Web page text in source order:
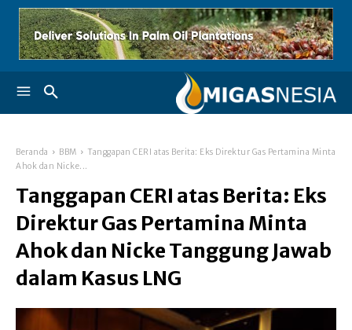
Beranda BBM
Tanggapan CERI atas Berita: Eks Direktur Gas Pertamina Minta
Ahok dan Nicke...
Tanggapan CERI atas Berita: Eks
Direktur Gas Pertamina Minta
Ahok dan Nicke Tanggung Jawab
dalam Kasus LNG